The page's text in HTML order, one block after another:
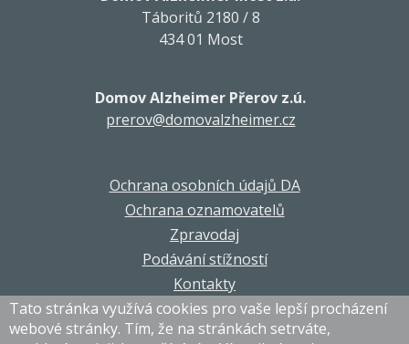
Táboritů 2180 / 8
434 01 Most
Domov Alzheimer Přerov z.ú.
prerov@domovalzheimer.cz
Ochrana osobních údajů DA
Ochrana oznamovatelů
Zpravodaj
Podávání stížností
Kontakty
Tato stránka využívá cookies pro vaše lepší procházení
webové stránky. Tím, že na stránkách setrváte,